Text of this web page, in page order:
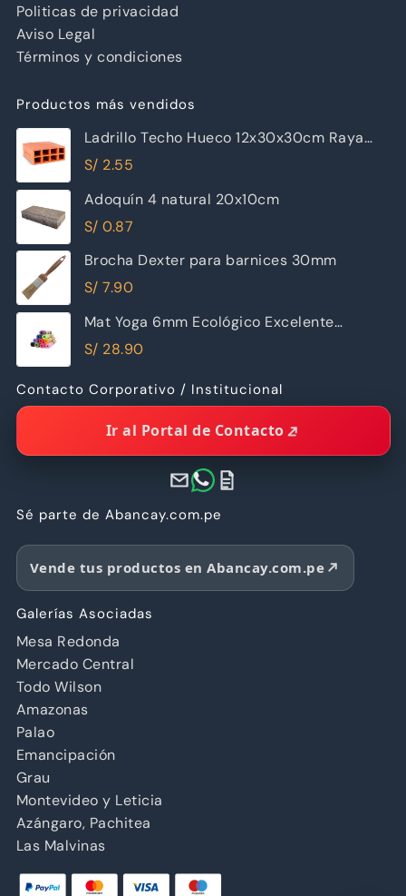
Politicas de privacidad
Aviso Legal
Términos y condiciones
Productos más vendidos
Ladrillo Techo Hueco 12x30x30cm Raya
Piramide
S/ 2.55
Adoquín 4 natural 20x10cm
S/ 0.87
Brocha Dexter para barnices 30mm
S/ 7.90
Mat Yoga 6mm Ecológico Excelente
Calidad
S/ 28.90
Contacto Corporativo / Institucional
Ir al Portal de Contacto
Sé parte de Abancay.com.pe
Vende tus productos en Abancay.com.pe
Galerías Asociadas
Mesa Redonda
Mercado Central
Todo Wilson
Amazonas
Palao
Emancipación
Grau
Montevideo y Leticia
Azángaro, Pachitea
Las Malvinas